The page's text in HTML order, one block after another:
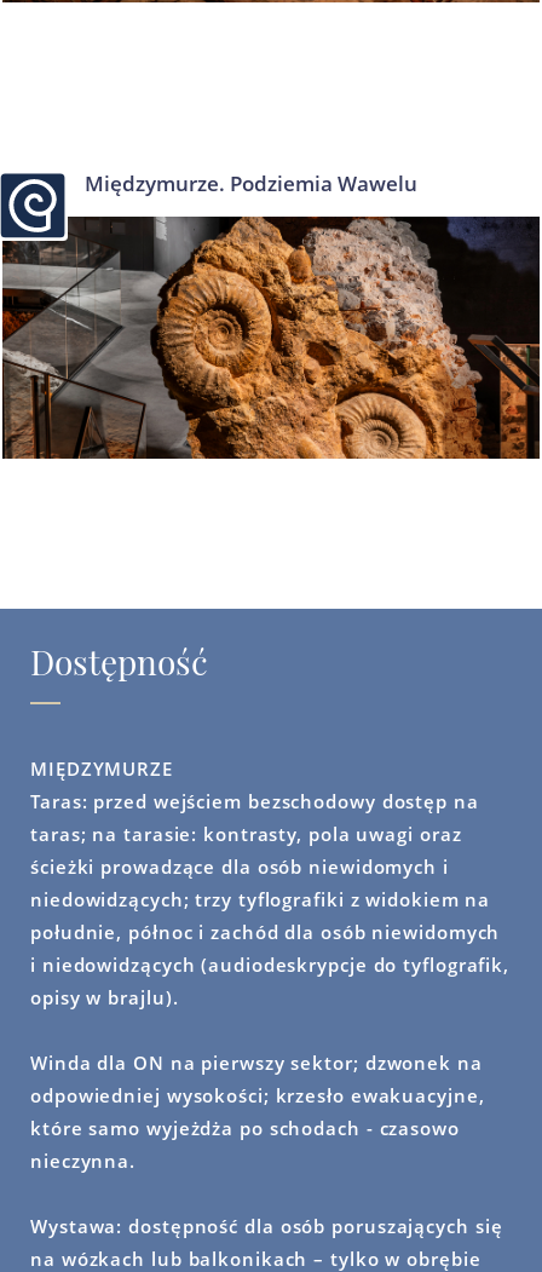
Międzymurze. Podziemia Wawelu
Dostępność
MIĘDZYMURZE
Taras: przed wejściem bezschodowy dostęp na
taras; na tarasie: kontrasty, pola uwagi oraz
ścieżki prowadzące dla osób niewidomych i
niedowidzących; trzy tyflografiki z widokiem na
południe, północ i zachód dla osób niewidomych
i niedowidzących (audiodeskrypcje do tyflografik,
opisy w brajlu).
Winda dla ON na pierwszy sektor; dzwonek na
odpowiedniej wysokości; krzesło ewakuacyjne,
które samo wyjeżdża po schodach - czasowo
nieczynna.
Wystawa: dostępność dla osób poruszających się
na wózkach lub balkonikach – tylko w obrębie